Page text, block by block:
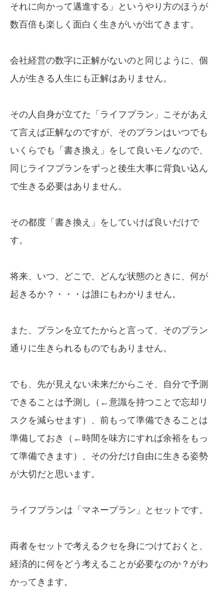
それに向かって邁進する」というやり方のほうが
数百倍も楽しく面白く生きがいが出てきます。
会社経営の数字に正解がないのと同じように、個
人が生きる人生にも正解はありません。
その人自身が立てた「ライフプラン」こそがあえ
て言えば正解なのですが、そのプランはいつでも
いくらでも「書き換え」をして良いモノなので、
同じライフプランをずっと後生大事に背負い込ん
で生きる必要はありません。
その都度「書き換え」をしていけば良いだけで
す。
将来、いつ、どこで、どんな状態のときに、何が
起きるか？・・・は誰にもわかりません。
また、プランを立てたからと言って、そのプラン
通りに生きられるものでもありません。
でも、先が見えない未来だからこそ、自分で予測
できることは予測し（←意識を持つことで忘却リ
スクを減らせます）、前もって準備できることは
準備しておき（←時間を味方にすれば余裕をもっ
て準備できます）、その分だけ自由に生きる姿勢
が大切だと思います。
ライフプランは「マネープラン」とセットです。
両者をセットで考えるクセを身につけておくと、
経済的に何をどう考えることが必要なのか？がわ
かってきます。